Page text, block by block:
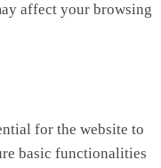
affect your browsing
for the website to
basic functionalities